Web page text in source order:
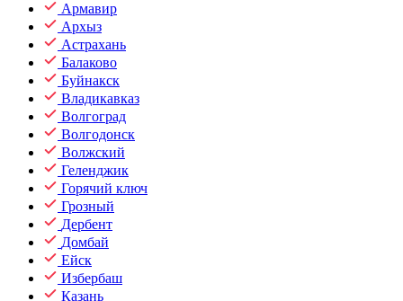
Армавир
Архыз
Астрахань
Балаково
Буйнакск
Владикавказ
Волгоград
Волгодонск
Волжский
Геленджик
Горячий ключ
Грозный
Дербент
Домбай
Ейск
Избербаш
Казань